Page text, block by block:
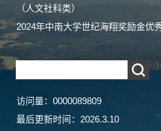
（人文社科类）
2024年中南大学世纪海翔奖励金优
访问量： 0000089809
最后更新时间： 2026.3.10